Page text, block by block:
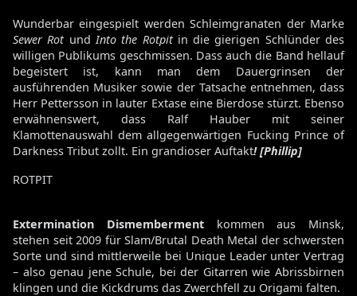
Wunderbar eingespielt werden Schleimgranaten der Marke
Sewer Rot und Into the Rotpitin die gierigen Schlünder des
willigen Publikums geschmissen. Dass auch die Band hellauf
begeistert ist, kann man dem Dauergrinsen der
ausführenden Musiker sowie der Tatsache entnehmen, dass
Herr Pettersson in lauter Extase eine Bierdose stürzt. Ebenso
erwähnenswert, dass Ralf Hauber mit seiner
Klamottenauswahl dem allgegenwärtigen Fucking Prince of
Darkness Tribut zollt. Ein grandioser Auftakt! [Phillip]
ROTPIT
Extermination Dismembermentkommen aus Minsk,
stehen seit 2009 für Slam/Brutal Death Metal der schwersten
Sorte und sind mittlerweile bei Unique Leader unter Vertrag
– also genau jene Schule, bei der Gitarren wie Abrissbirnen
klingen und die Kickdrums das Zwerchfell zu Origami falten.